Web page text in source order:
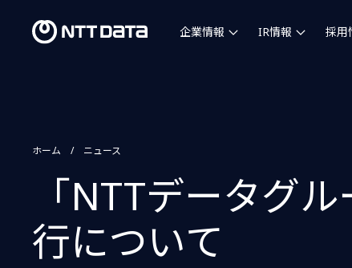
企業情報 IR情報 採用
ホーム ニュース
「NTTデータグ
行について